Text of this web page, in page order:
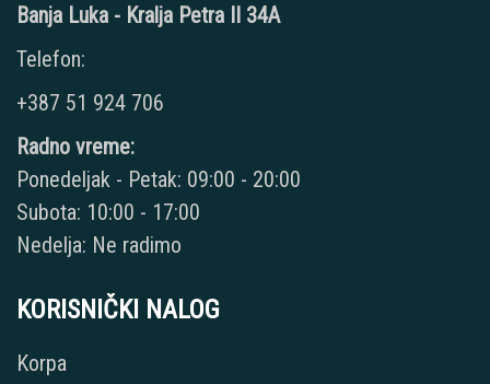
Banja Luka - Kralja Petra II 34A
Telefon:
+387 51 924 706
Radno vreme:
Ponedeljak - Petak: 09:00 - 20:00
Subota: 10:00 - 17:00
Nedelja: Ne radimo
KORISNIČKI NALOG
Korpa